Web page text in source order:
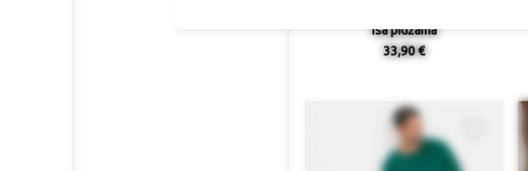
Īsa pidžama
33,90 €